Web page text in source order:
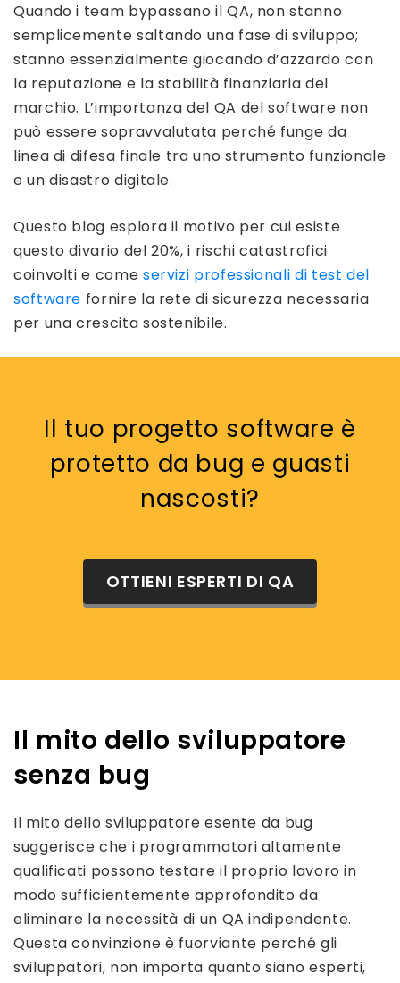
Quando i team bypassano il QA, non stanno
semplicemente saltando una fase di sviluppo;
stanno essenzialmente giocando d’azzardo con
la reputazione e la stabilità finanziaria del
marchio. L’importanza del QA del software non
può essere sopravvalutata perché funge da
linea di difesa finale tra uno strumento funzionale
e un disastro digitale.
Questo blog esplora il motivo per cui esiste
questo divario del 20%, i rischi catastrofici
coinvolti e come servizi professionali di test del
software fornire la rete di sicurezza necessaria
per una crescita sostenibile.
Il tuo progetto software è
protetto da bug e guasti
nascosti?
OTTIENI ESPERTI DI QA
Il mito dello sviluppatore
senza bug
Il mito dello sviluppatore esente da bug
suggerisce che i programmatori altamente
qualificati possono testare il proprio lavoro in
modo sufficientemente approfondito da
eliminare la necessità di un QA indipendente.
Questa convinzione è fuorviante perché gli
sviluppatori, non importa quanto siano esperti,